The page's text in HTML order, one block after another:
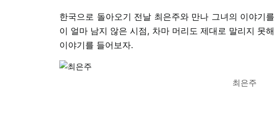
한국으로 돌아오기 전날 최은주와 만나 그녀의 이야기
이 얼마 남지 않은 시점, 차마 머리도 제대로 말리지 못
이야기를 들어보자.
최은주